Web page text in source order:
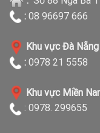
: 08 96697 666
Khu vực Đà
: 0978 21 5558
Khu vực Miền
: 0978. 299655